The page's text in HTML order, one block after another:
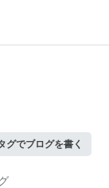
グでブログを書く